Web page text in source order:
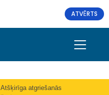
ATVĒRTS
Atšķirīga atgriešanās